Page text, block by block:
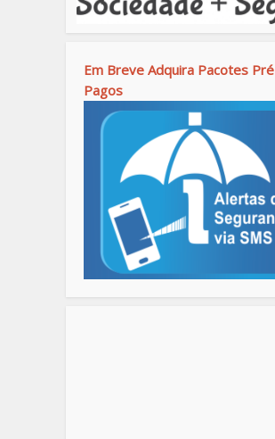
Em Breve Adquira Pacotes Pré
Pagos